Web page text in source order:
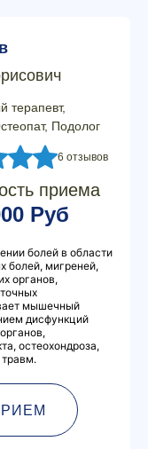
терапевт,
Подолог
6 отзывов
приема
Руб
болей в области
болей, мигреней,
органов,
мышечный
дисфункций
остеохондроза,